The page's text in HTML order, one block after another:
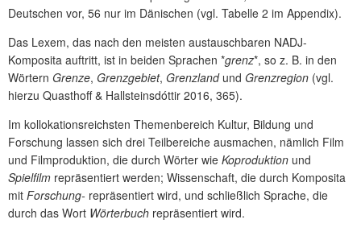
Deutschen vor, 56 nur im Dänischen (vgl. Tabelle 2 im Appendix).
Das Lexem, das nach den meisten austauschbaren NADJ-
Komposita auftritt, ist in beiden Sprachen *grenz*, so z. B. in den
Wörtern Grenze, Grenzgebiet, Grenzland und Grenzregion (vgl.
hierzu Quasthoff & Hallsteinsdóttir 2016, 365).
Im kollokationsreichsten Themenbereich Kultur, Bildung und
Forschung lassen sich drei Teilbereiche ausmachen, nämlich Film
und Filmproduktion, die durch Wörter wie Koproduktion und
Spielfilm repräsentiert werden; Wissenschaft, die durch Komposita
mit Forschung- repräsentiert wird, und schließlich Sprache, die
durch das Wort Wörterbuch repräsentiert wird.